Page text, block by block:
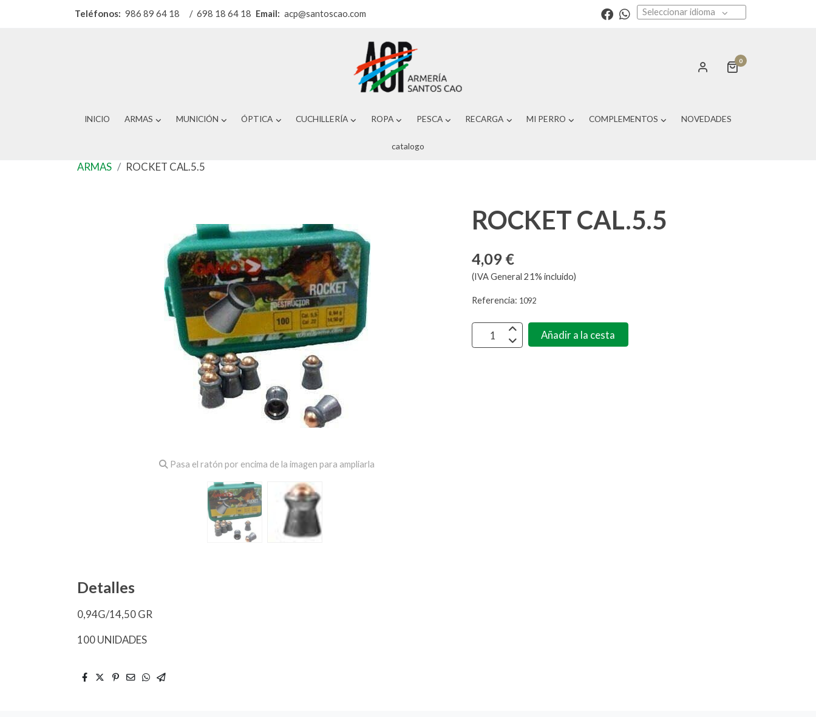
Teléfonos: 986 89 64 18 / 698 18 64 18 Email: acp@santoscao.com Seleccionar idioma
0
INICIO ARMAS MUNICIÓN ÓPTICA CUCHILLERÍA ROPA PESCA RECARGA MI PERRO COMPLEMENTOS NOVEDADES
catalogo
ARMAS ROCKET CAL.5.5
Pasa el ratón por encima de la imagen para ampliarla
Detalles
0,94G/14,50 GR
100 UNIDADES
ROCKET CAL.5.5
4,09 €
(IVA General 21% incluido)
Referencia: 1092
Añadir a la cesta